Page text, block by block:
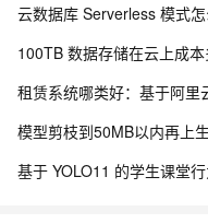
租赁系统哪类好：基于阿
基于 YOLO11 的学生课堂